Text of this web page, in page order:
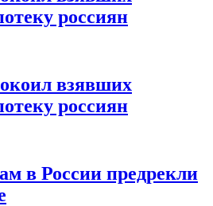
россиян
взявших
россиян
в России предрекли